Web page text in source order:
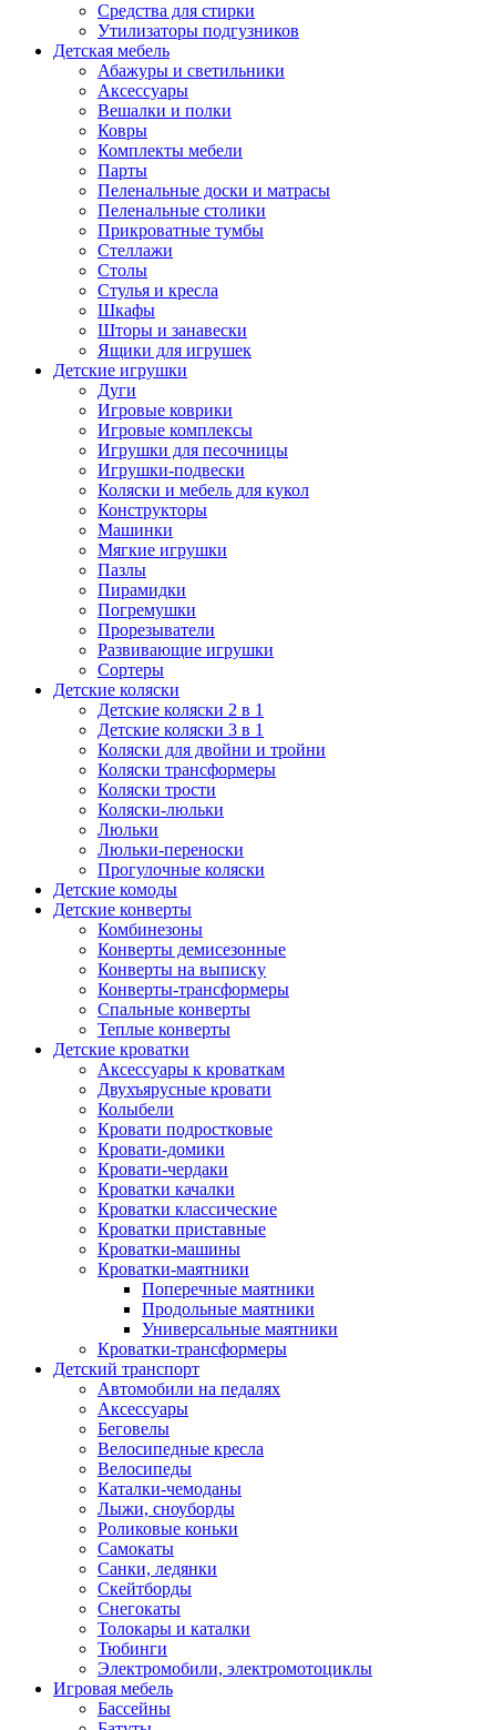
Средства для стирки
Утилизаторы подгузников
Детская мебель
Абажуры и светильники
Аксессуары
Вешалки и полки
Ковры
Комплекты мебели
Парты
Пеленальные доски и матрасы
Пеленальные столики
Прикроватные тумбы
Стеллажи
Столы
Стулья и кресла
Шкафы
Шторы и занавески
Ящики для игрушек
Детские игрушки
Дуги
Игровые коврики
Игровые комплексы
Игрушки для песочницы
Игрушки-подвески
Коляски и мебель для кукол
Конструкторы
Машинки
Мягкие игрушки
Пазлы
Пирамидки
Погремушки
Прорезыватели
Развивающие игрушки
Сортеры
Детские коляски
Детские коляски 2 в 1
Детские коляски 3 в 1
Коляски для двойни и тройни
Коляски трансформеры
Коляски трости
Коляски-люльки
Люльки
Люльки-переноски
Прогулочные коляски
Детские комоды
Детские конверты
Комбинезоны
Конверты демисезонные
Конверты на выписку
Конверты-трансформеры
Спальные конверты
Теплые конверты
Детские кроватки
Аксессуары к кроваткам
Двухъярусные кровати
Колыбели
Кровати подростковые
Кровати-домики
Кровати-чердаки
Кроватки качалки
Кроватки классические
Кроватки приставные
Кроватки-машины
Кроватки-маятники
Поперечные маятники
Продольные маятники
Универсальные маятники
Кроватки-трансформеры
Детский транспорт
Автомобили на педалях
Аксессуары
Беговелы
Велосипедные кресла
Велосипеды
Каталки-чемоданы
Лыжи, сноуборды
Роликовые коньки
Самокаты
Санки, ледянки
Скейтборды
Снегокаты
Толокары и каталки
Тюбинги
Электромобили, электромотоциклы
Игровая мебель
Бассейны